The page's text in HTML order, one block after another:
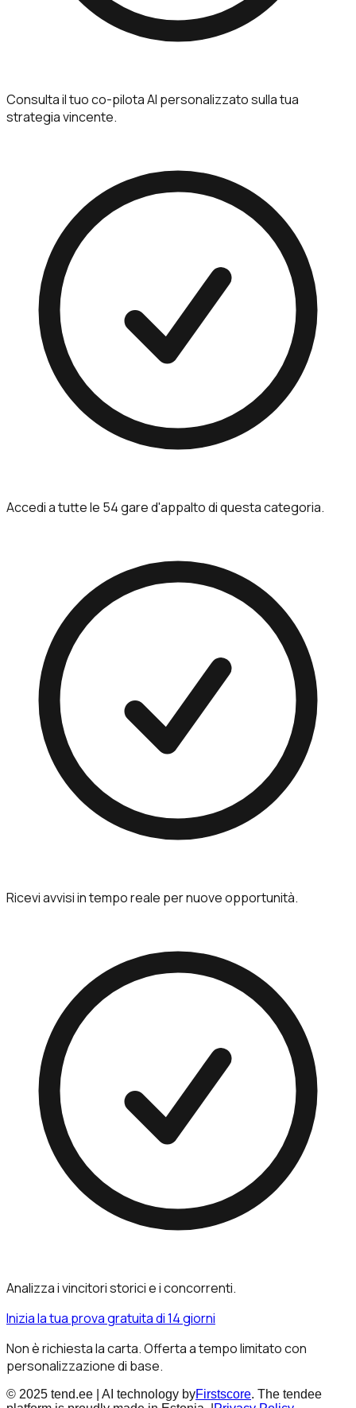
Consulta il tuo co-pilota AI personalizzato sulla tua
strategia vincente.
Accedi a tutte le 54 gare d'appalto di questa categoria.
Ricevi avvisi in tempo reale per nuove opportunità.
Analizza i vincitori storici e i concorrenti.
Inizia la tua prova gratuita di 14 giorni
Non è richiesta la carta. Offerta a tempo limitato con
personalizzazione di base.
© 2025 tend.ee | AI technology byFirstscore. The tendee